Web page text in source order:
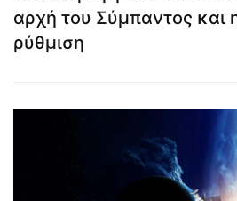
αρχή του Σύμπαντος και
ρύθμιση